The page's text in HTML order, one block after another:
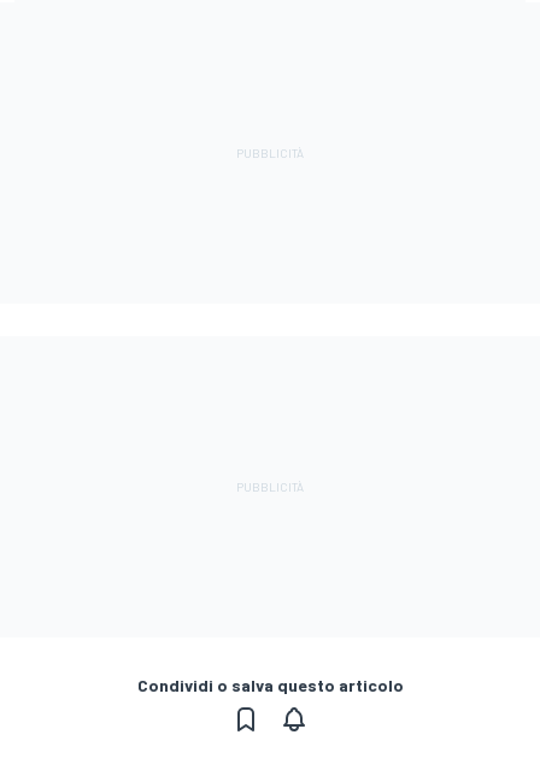
Condividi o salva questo articolo